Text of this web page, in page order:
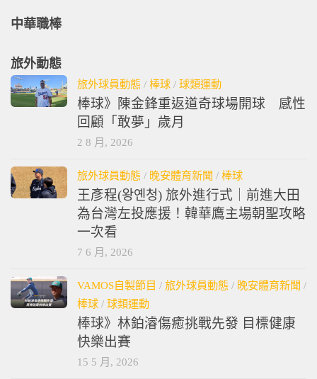
中華職棒
旅外動態
旅外球員動態 / 棒球 / 球類運動
棒球》陳金鋒重返道奇球場開球 感性
回顧「敢夢」歲月
2 8 月, 2026
旅外球員動態 / 晚安體育新聞 / 棒球
王彥程(왕옌청) 旅外進行式｜前進大田
為台灣左投應援！韓華鷹主場朝聖攻略
一次看
7 6 月, 2026
VAMOS自製節目 / 旅外球員動態 / 晚安體育新聞 /
棒球 / 球類運動
棒球》林鉑濬傷癒挑戰先發 目標健康
快樂出賽
15 5 月, 2026